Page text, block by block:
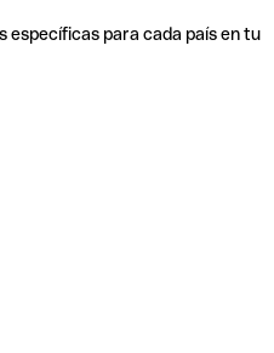
específicas para cada país en tu